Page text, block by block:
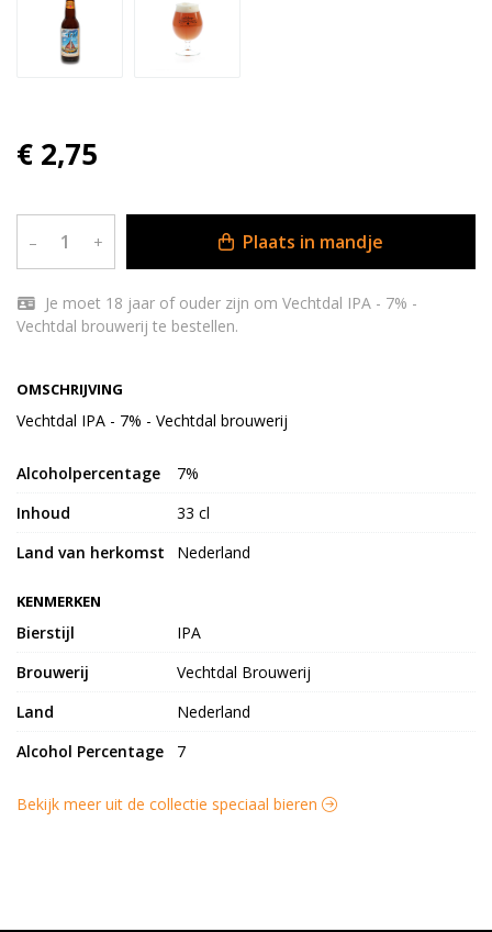
OMSCHRIJVING
Vechtdal IPA - 7% - Vechtdal brouwerij
€ 2,75
– + Plaats in mandje
Vechtdal brouwerij te bestellen.
Alcoholpercentage
7%
Inhoud
33 cl
Land van herkomst
Nederland
KENMERKEN
Bierstijl
IPA
Brouwerij
Vechtdal Brouwerij
Land
Nederland
Alcohol Percentage
7
Bekijk meer uit de collectie speciaal bieren